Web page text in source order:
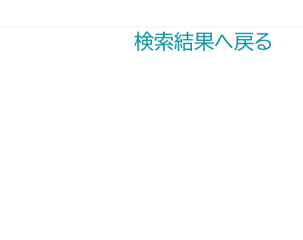
検索結果へ戻る